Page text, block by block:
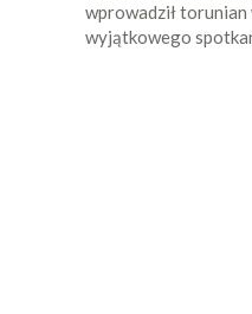
wprowadził torunian
wyjątkowego